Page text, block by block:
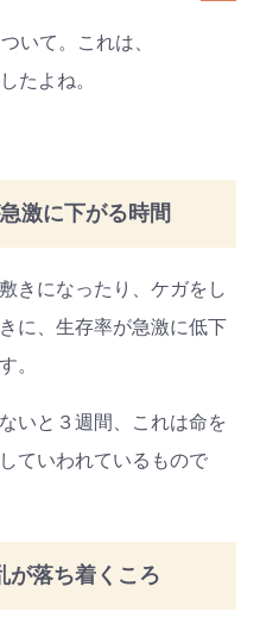
いて。これは、
たよね。
激に下がる時間
きになったり、ケガをし
に、生存率が急激に低下
。
いと３週間、これは命を
ていわれているもので
が落ち着くころ